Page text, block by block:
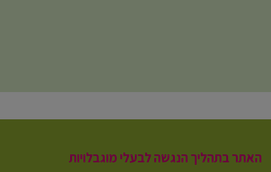
האתר בתהליך הנגשה לבעלי מוגבלויות